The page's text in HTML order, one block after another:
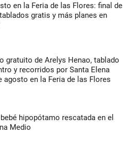
en la Feria de las Flores: final de
gratis y más planes en
gratuito de Arelys Henao, tablado
y recorridos por Santa Elena
agosto en la Feria de las Flores
hipopótamo rescatada en el
Medio